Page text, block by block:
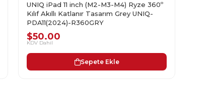
UNIQ iPad 11 inch (M2-M3-M4) Ryze 360º
Kılıf Akıllı Katlanır Tasarım Grey UNIQ-
PDA11(2024)-R360GRY
$50.00
KDV Dahil
Sepete Ekle